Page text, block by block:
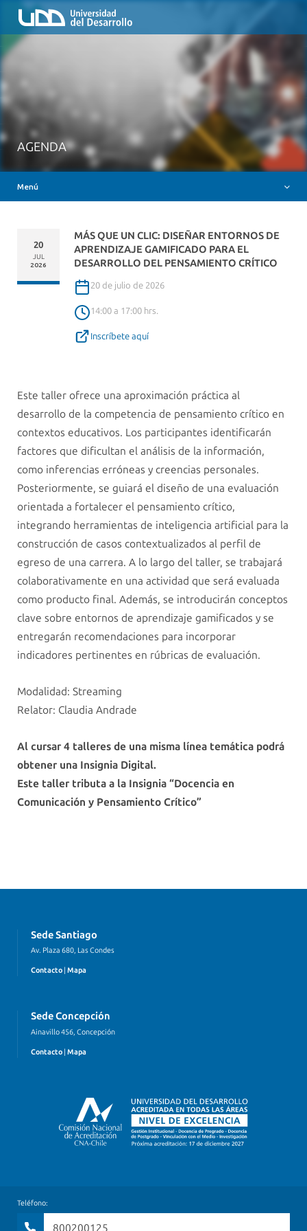
AGENDA
Menú
Inicio
QUIÉNES SOMOS
MESA AYUDA CANVAS
INSIGNIAS DIGITALES
MÁS QUE UN CLIC: DISEÑAR ENTORNOS DE
APRENDIZAJE GAMIFICADO PARA EL
DESARROLLO DEL PENSAMIENTO CRÍTICO
20 de julio de 2026
14:00 a 17:00 hrs.
Inscríbete aquí
20
JUL
2026
Este taller ofrece una aproximación práctica al
desarrollo de la competencia de pensamiento crítico en
contextos educativos. Los participantes identificarán
factores que dificultan el análisis de la información,
como inferencias erróneas y creencias personales.
Posteriormente, se guiará el diseño de una evaluación
orientada a fortalecer el pensamiento crítico,
integrando herramientas de inteligencia artificial para la
construcción de casos contextualizados al perfil de
egreso de una carrera. A lo largo del taller, se trabajará
colaborativamente en una actividad que será evaluada
como producto final. Además, se introducirán conceptos
clave sobre entornos de aprendizaje gamificados y se
entregarán recomendaciones para incorporar
indicadores pertinentes en rúbricas de evaluación.
Modalidad: Streaming
Relator: Claudia Andrade
Al cursar 4 talleres de una misma línea temática podrá
obtener una Insignia Digital.
Este taller tributa a la Insignia “Docencia en
Comunicación y Pensamiento Crítico”
Sede Santiago
Av. Plaza 680, Las Condes
Contacto Mapa
Sede Concepción
Ainavillo 456, Concepción
Contacto Mapa
Teléfono:
800200125